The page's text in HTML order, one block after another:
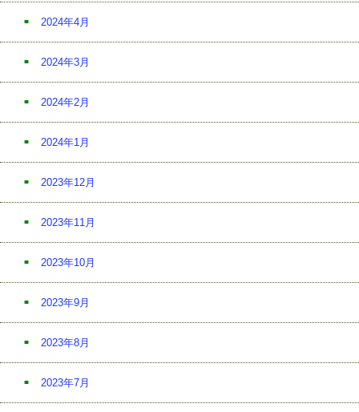
2024年4月
2024年3月
2024年2月
2024年1月
2023年12月
2023年11月
2023年10月
2023年9月
2023年8月
2023年7月